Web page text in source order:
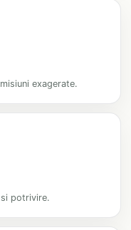
exagerate.
potrivire.